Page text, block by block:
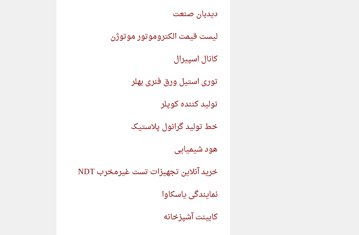
دیدبان صنعت
لیست قیمت الکتروموتور موتوژن
کانال اسپیرال
توری استیل ورق فنری بهلر
تولید کننده کوپلر
خط تولید گرانول پلاستیک
هود شیمیایی
خرید آنلاین تجهیزات تست غیرمخرب NDT
نمایندگی یاسکاوا
کابینت آشپزخانه